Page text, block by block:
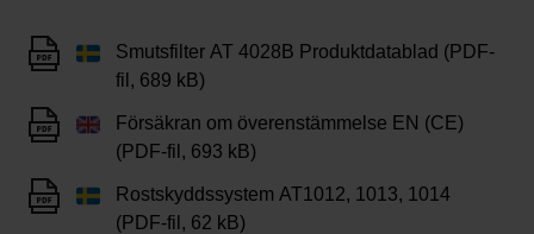
Smutsfilter AT 4028B Produktdatablad (PDF-
fil, 689 kB)
Försäkran om överenstämmelse EN (CE)
(PDF-fil, 693 kB)
Rostskyddssystem AT1012, 1013, 1014
(PDF-fil, 62 kB)